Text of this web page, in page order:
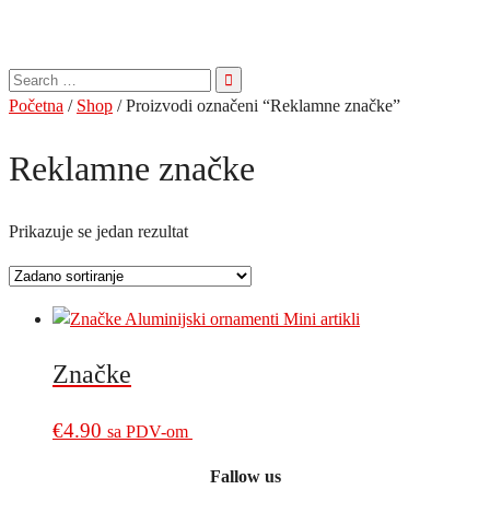
Pretraga
za:
Početna / Shop / Proizvodi označeni “Reklamne značke”
Reklamne značke
Prikazuje se jedan rezultat
Značke
€4.90 sa PDV-om
Fallow us